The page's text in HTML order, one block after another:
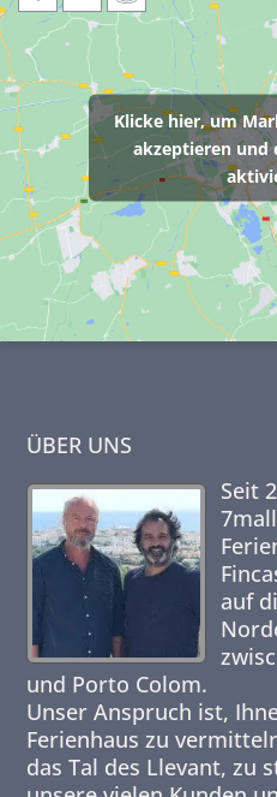
Klicke hier, um
akzeptieren und
ÜBER UNS
Seit
auf
und Porto Colom.
Unser Anspruch ist,
Ferienhaus zu
das Tal des Llevant, zu